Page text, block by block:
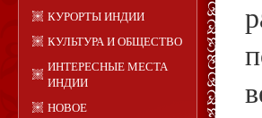
КУРОРТЫ ИНДИИ
КУЛЬТУРА И ОБЩЕСТВО
ИНТЕРЕСНЫЕ МЕСТА
ИНДИИ
НОВОЕ